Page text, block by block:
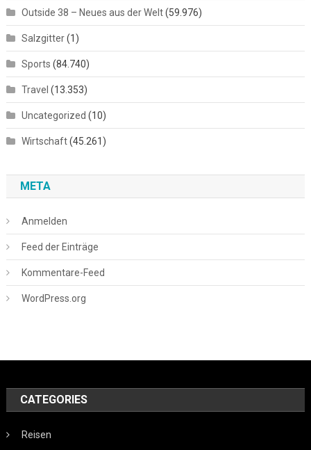
Outside 38 – Neues aus der Welt(59.976)
Salzgitter(1)
Sports (84.740)
Travel (13.353)
Uncategorized (10)
Wirtschaft(45.261)
META
Anmelden
Feed der Einträge
Kommentare-Feed
WordPress.org
CATEGORIES
Reisen